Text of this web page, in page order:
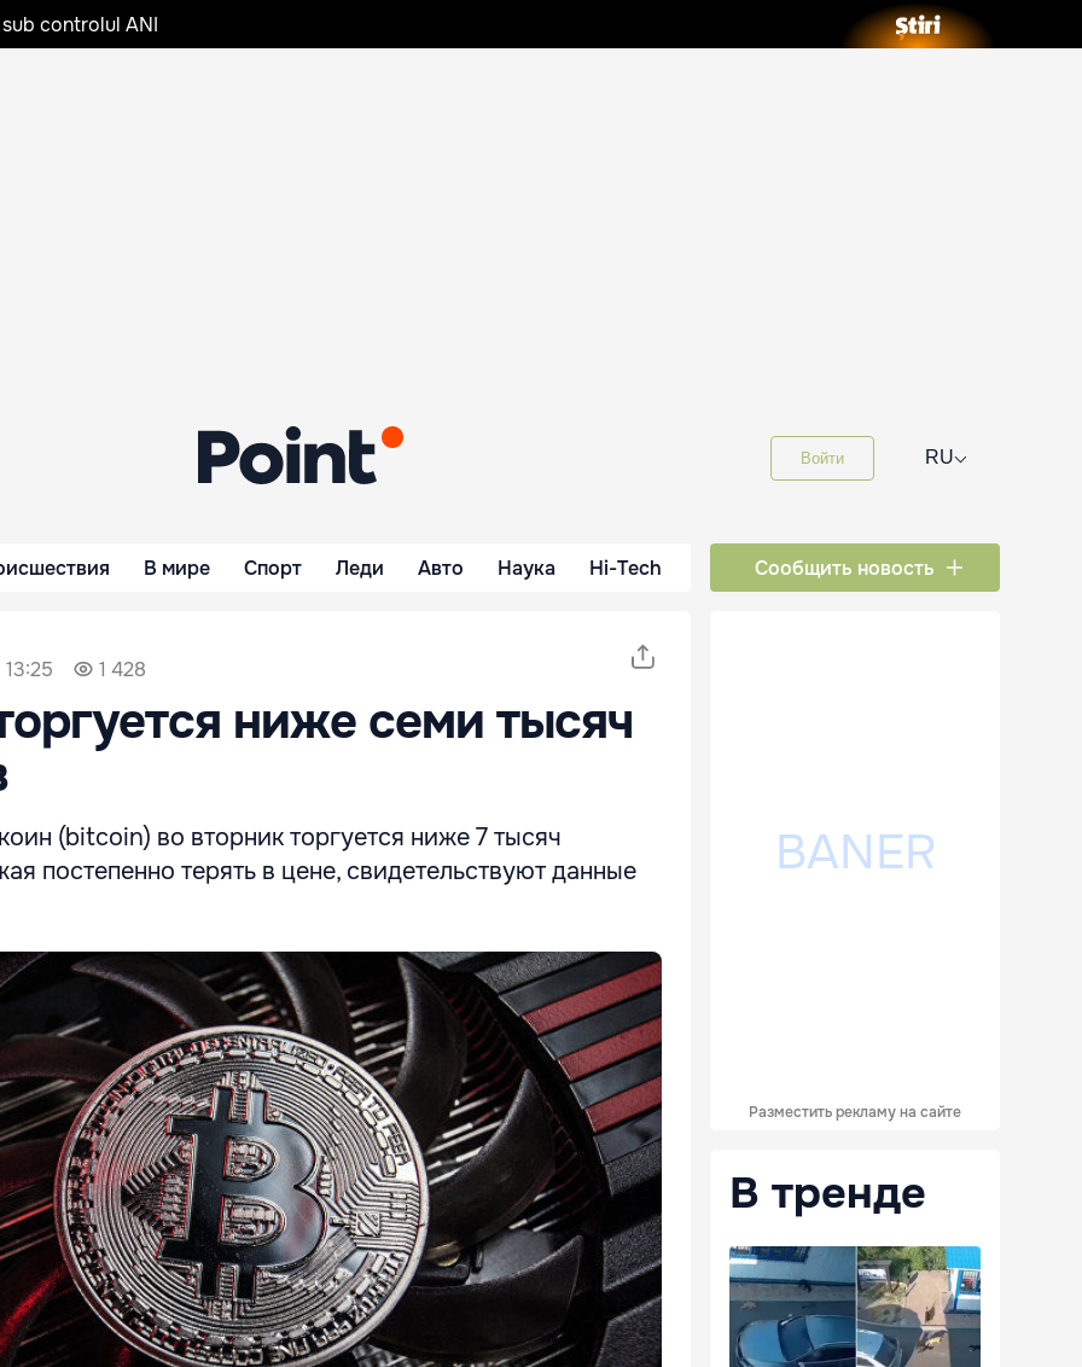
controlul ANI
Войти RU⌵
В мире Спорт Леди Авто Наука Hi-Tech Сообщить новость
13:25 1 428
ниже семи тысяч
(bitcoin) во вторник торгуется ниже 7 тысяч
постепенно терять в цене, свидетельствуют данные
Разместить рекламу на сайте
В тренде